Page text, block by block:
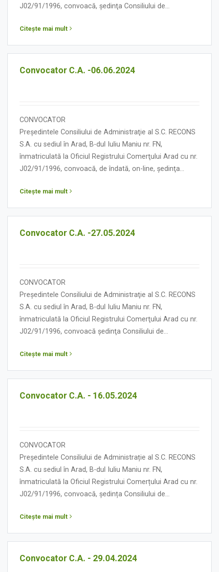
J02/91/1996, convoacă, ședinţa Consiliului de
următoarea:
Citește mai mult
Convocator C.A. -06.06.2024
CONVOCATOR
Președintele Consiliului de Administraţie al S.C. RECONS
S.A. cu sediul în Arad, B-dul Iuliu Maniu nr. FN,
înmatriculată la Oficiul Registrului Comerţului Arad cu nr.
J02/91/1996, convoacă, de îndată, on-line, ședinţa
orele 13,00, cu următoarea:
Citește mai mult
Convocator C.A. -27.05.2024
CONVOCATOR
Președintele Consiliului de Administraţie al S.C. RECONS
S.A. cu sediul în Arad, B-dul Iuliu Maniu nr. FN,
înmatriculată la Oficiul Registrului Comerţului Arad cu nr.
J02/91/1996, convoacă ședinţa Consiliului de
următoarea:
Citește mai mult
Convocator C.A. - 16.05.2024
CONVOCATOR
Președintele Consiliului de Administrație al S.C. RECONS
S.A. cu sediul în Arad, B-dul Iuliu Maniu nr. FN,
înmatriculată la Oficiul Registrului Comerțului Arad cu nr.
J02/91/1996, convoacă, ședința Consiliului de
următoarea:
Citește mai mult
Convocator C.A. - 29.04.2024